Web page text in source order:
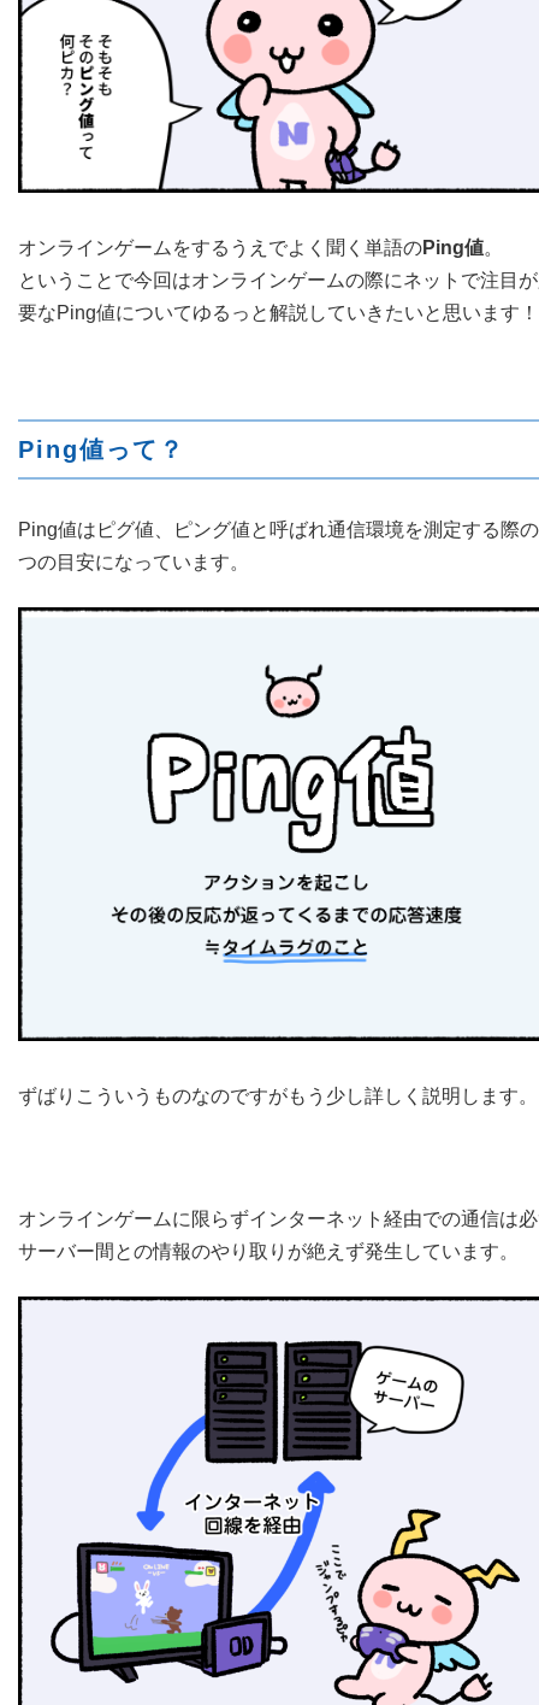
オンラインゲームをするうえでよく聞く単語のPing値。
ということで今回はオンラインゲームの際にネットで注目
要なPing値についてゆるっと解説していきたいと思います！
Ping値って？
Ping値はピグ値、ピング値と呼ばれ通信環境を測定する際
つの目安になっています。
ずばりこういうものなのですがもう少し詳しく説明します。
オンラインゲームに限らずインターネット経由での通信は
サーバー間との情報のやり取りが絶えず発生しています。